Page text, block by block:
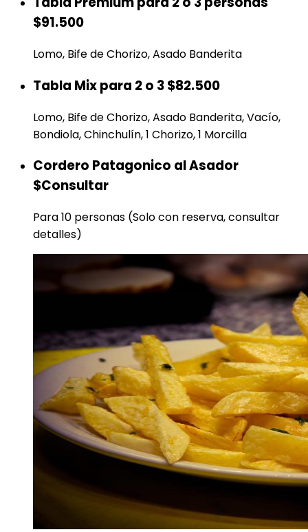
$91.500
Lomo, Bife de Chorizo, Asado Banderita
Tabla Mix para 2 o 3$82.500
Lomo, Bife de Chorizo, Asado Banderita, Vacío,
Bondiola, Chinchulín, 1 Chorizo, 1 Morcilla
Cordero Patagonico al Asador
$Consultar
Para 10 personas (Solo con reserva, consultar
detalles)